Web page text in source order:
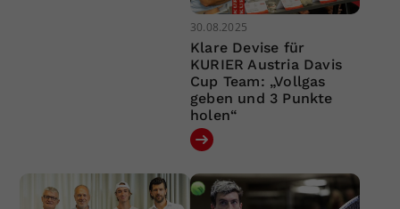
30.08.2025
Klare Devise für
KURIER Austria Davis
Cup Team: „Vollgas
geben und 3 Punkte
holen“